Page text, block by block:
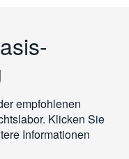
empfohlenen
Klicken Sie
Informationen